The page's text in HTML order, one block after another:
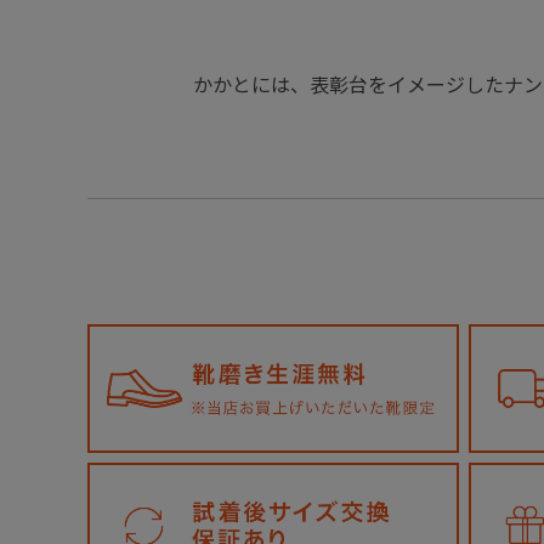
かかとには、表彰台をイメージしたナ